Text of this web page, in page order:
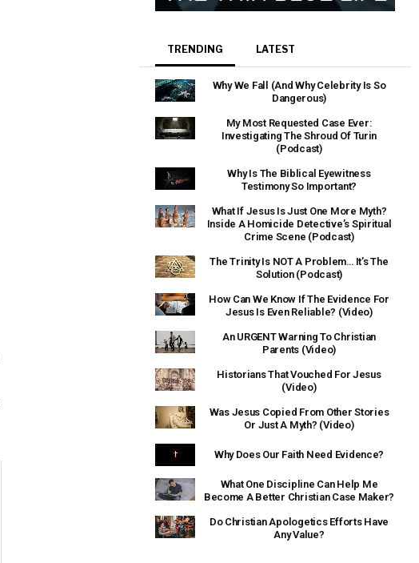
TRENDING LATEST
Why We Fall (And Why Celebrity Is So
Dangerous)
My Most Requested Case Ever:
Investigating The Shroud Of Turin
(Podcast)
Why Is The Biblical Eyewitness
Testimony So Important?
What If Jesus Is Just One More Myth?
Inside A Homicide Detective’s Spiritual
Crime Scene (Podcast)
The Trinity Is NOT A Problem… It’s The
Solution (Podcast)
How Can We Know If The Evidence For
Jesus Is Even Reliable? (Video)
An URGENT Warning To Christian
Parents (Video)
Historians That Vouched For Jesus
(Video)
Was Jesus Copied From Other Stories
Or Just A Myth? (Video)
Why Does Our Faith Need Evidence?
What One Discipline Can Help Me
Become A Better Christian Case Maker?
Do Christian Apologetics Efforts Have
Any Value?